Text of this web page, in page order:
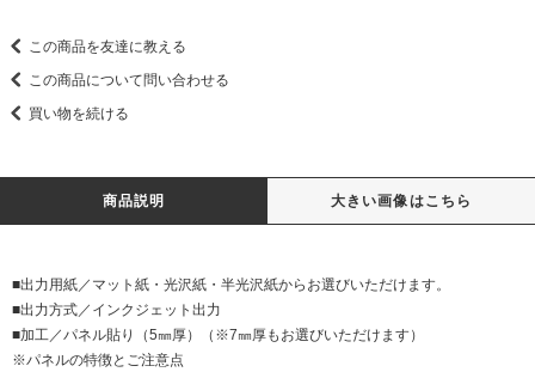
この商品を友達に教える
この商品について問い合わせる
買い物を続ける
商品説明 大きい画像はこちら
■出力用紙／マット紙・光沢紙・半光沢紙からお選びいただけます。
■出力方式／インクジェット出力
■加工／パネル貼り（5㎜厚）（※7㎜厚もお選びいただけます）
※パネルの特徴とご注意点